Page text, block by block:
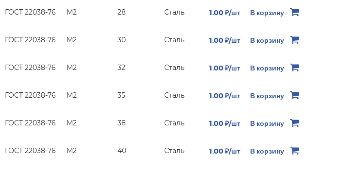
ГОСТ 22038-76 М2 28 Сталь 1.00 ₽/шт В корзину
ГОСТ 22038-76 М2 30 Сталь 1.00 ₽/шт В корзину
ГОСТ 22038-76 М2 32 Сталь 1.00 ₽/шт В корзину
ГОСТ 22038-76 М2 35 Сталь 1.00 ₽/шт В корзину
ГОСТ 22038-76 М2 38 Сталь 1.00 ₽/шт В корзину
ГОСТ 22038-76 М2 40 Сталь 1.00 ₽/шт В корзину